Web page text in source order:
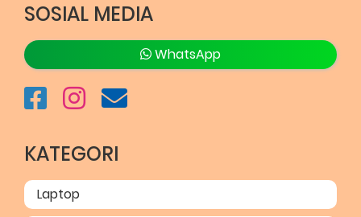
SOSIAL MEDIA
WhatsApp
KATEGORI
Laptop